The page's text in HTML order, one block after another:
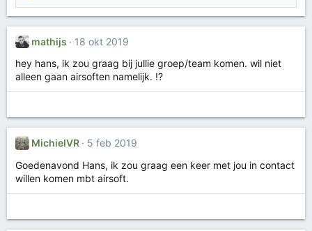
a
r
d
e
r
n
:
mathijs
18 okt 2019
hey hans, ik zou graag bij jullie groep/team komen. wil niet
alleen gaan airsoften namelijk. !?
MichielVR
5 feb 2019
Goedenavond Hans, ik zou graag een keer met jou in contact
willen komen mbt airsoft.